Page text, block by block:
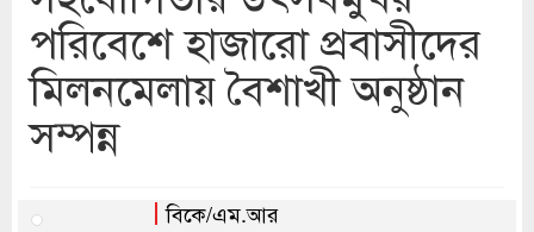
পরিবেশে হাজারো প্রবাসীদের
মিলনমেলায় বৈশাখী অনুষ্ঠান
সম্পন্ন
বিকে/এম.আর